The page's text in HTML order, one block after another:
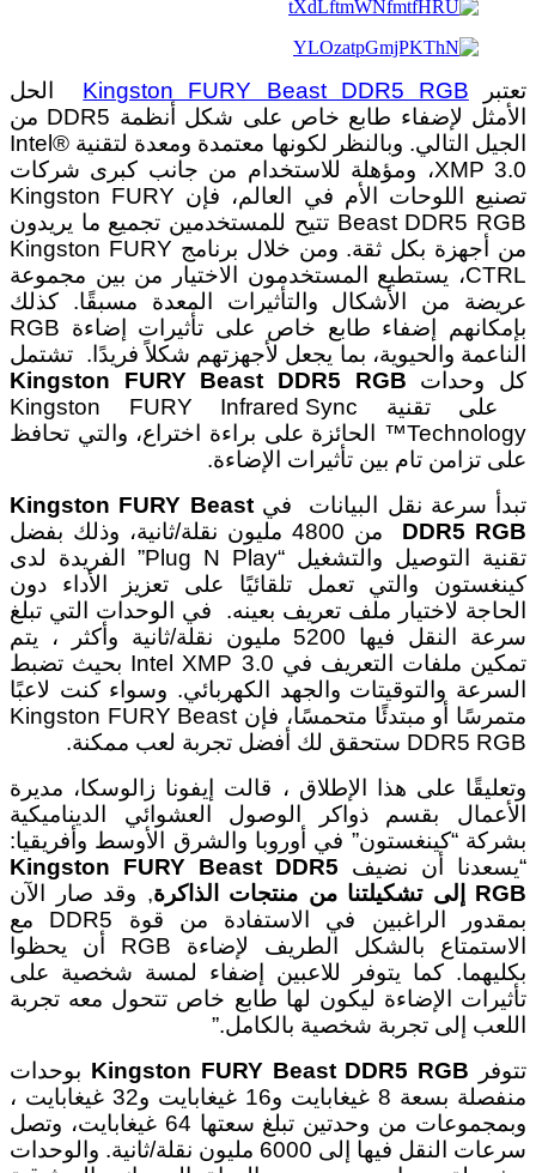
تعتبر Kingston FURY Beast DDR5 RGB الحل
الأمثل لإضفاء طابع خاص على شكل أنظمة DDR5 من
الجيل التالي. وبالنظر لكونها معتمدة ومعدة لتقنية Intel®
XMP 3.0، ومؤهلة للاستخدام من جانب كبرى شركات
تصنيع اللوحات الأم في العالم، فإن Kingston FURY
Beast DDR5 RGB تتيح للمستخدمين تجميع ما يريدون
من أجهزة بكل ثقة. ومن خلال برنامج Kingston FURY
CTRL، يستطيع المستخدمون الاختيار من بين مجموعة
عريضة من الأشكال والتأثيرات المعدة مسبقًا. كذلك
بإمكانهم إضفاء طابع خاص على تأثيرات إضاءة RGB
الناعمة والحيوية، بما يجعل لأجهزتهم شكلاً فريدًا. تشتمل
كل وحدات Kingston FURY Beast DDR5 RGB
على تقنية Kingston FURY Infrared Sync
Technology™ الحائزة على براءة اختراع، والتي تحافظ
على تزامن تام بين تأثيرات الإضاءة.
تبدأ سرعة نقل البيانات فيKingston FURY Beast
DDR5 RGB
من 4800 مليون نقلة/ثانية، وذلك بفضل
تقنية التوصيل والتشغيل “Plug N Play” الفريدة لدى
كينغستون والتي تعمل تلقائيًا على تعزيز الأداء دون
الحاجة لاختيار ملف تعريف بعينه. في الوحدات التي تبلغ
سرعة النقل فيها 5200 مليون نقلة/ثانية وأكثر ، يتم
تمكين ملفات التعريف في Intel XMP 3.0 بحيث تضبط
السرعة والتوقيتات والجهد الكهربائي. وسواء كنت لاعبًا
متمرسًا أو مبتدئًا متحمسًا، فإن Kingston FURY Beast
DDR5 RGB ستحقق لك أفضل تجربة لعب ممكنة.
وتعليقًا على هذا الإطلاق ، قالت إيفونا زالوسكا، مديرة
الأعمال بقسم ذواكر الوصول العشوائي الديناميكية
بشركة “كينغستون” في أوروبا والشرق الأوسط وأفريقيا:
“يسعدنا أن نضيف Kingston FURY Beast DDR5
RGB إلى تشكيلتنا من منتجات الذاكرة, وقد صار الآن
بمقدور الراغبين في الاستفادة من قوة DDR5 مع
الاستمتاع بالشكل الطريف لإضاءة RGB أن يحظوا
بكليهما. كما يتوفر للاعبين إضفاء لمسة شخصية على
تأثيرات الإضاءة ليكون لها طابع خاص تتحول معه تجربة
اللعب إلى تجربة شخصية بالكامل.”
تتوفر Kingston FURY Beast DDR5 RGB بوحدات
منفصلة بسعة 8 غيغابايت و16 غيغابايت و32 غيغابايت ،
وبمجموعات من وحدتين تبلغ سعتها 64 غيغابايت، وتصل
سرعات النقل فيها إلى 6000 مليون نقلة/ثانية. والوحدات